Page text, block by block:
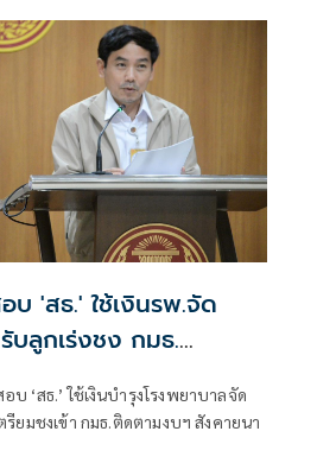
'สธ.' ใช้เงินรพ.จัด
บลูกเร่งชง กมธ.
‘สธ.’ ใช้เงินบำรุงโรงพยาบาลจัด
รียมชงเข้า กมธ.ติดตามงบฯ สังคายนา